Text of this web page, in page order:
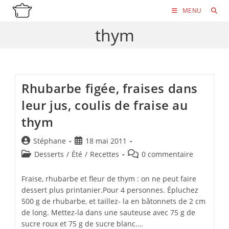
Skip
MENU
thym
Rhubarbe figée, fraises dans
leur jus, coulis de fraise au
thym
Auteur/autrice
de
Stéphane
Publication
publiée :
18 mai 2011
PostDesserts / Été / Recettes
Commentaires
la
publication :
0 commentaire
Fraise, rhubarbe et fleur de thym : on ne peut faire
dessert plus printanier.Pour 4 personnes. Épluchez
500 g de rhubarbe, et taillez- la en bâtonnets de 2 cm
de long. Mettez-la dans une sauteuse avec 75 g de
sucre roux et 75 g de sucre blanc.…